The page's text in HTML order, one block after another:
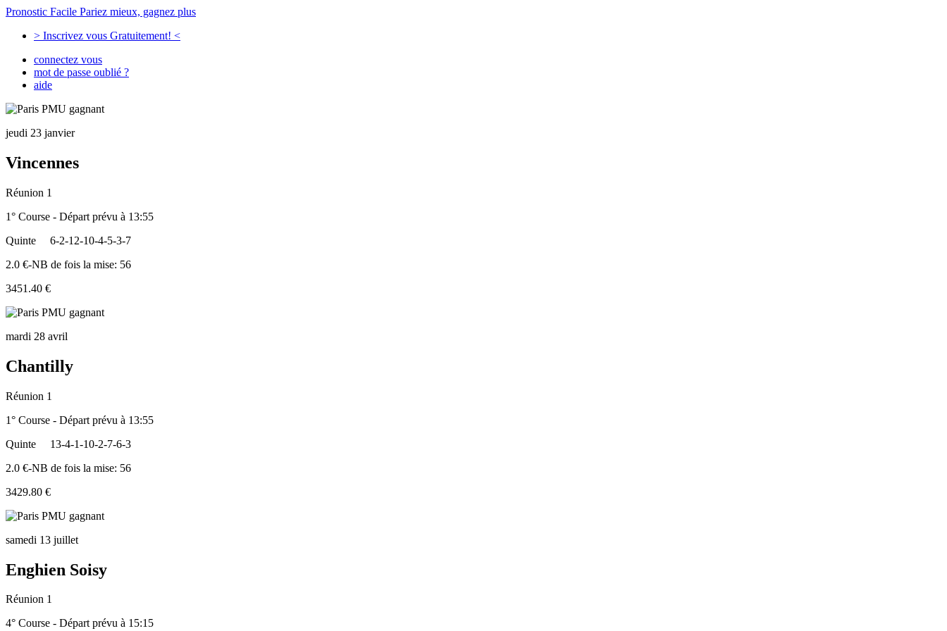
Pronostic Facile Pariez mieux, gagnez plus
> Inscrivez vous Gratuitement! <
connectez vous
mot de passe oublié ?
aide
jeudi 23 janvier
Vincennes
Réunion 1
1° Course - Départ prévu à 13:55
Quinte
6-2-12-10-4-5-3-7
2.0 €-NB de fois la mise: 56
3451.40 €
mardi 28 avril
Chantilly
Réunion 1
1° Course - Départ prévu à 13:55
Quinte
13-4-1-10-2-7-6-3
2.0 €-NB de fois la mise: 56
3429.80 €
samedi 13 juillet
Enghien Soisy
Réunion 1
4° Course - Départ prévu à 15:15